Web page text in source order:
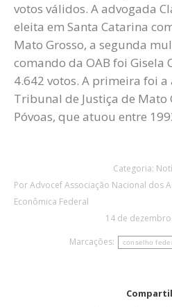
votos válidos. A advogada
eleita em Santa Catarina
Mato Grosso, a segunda
comando da OAB foi Gisela
4.642 votos. A primeira foi
Tribunal de Justiça de Mato
Póvoas, que atuou entre
Categoria:
PorAdvocef Associação Nacional dos
Econômica Federal
14 de dezembro
Marcações:
conselho